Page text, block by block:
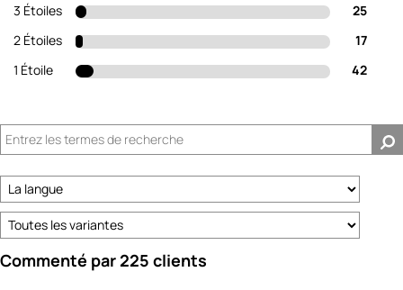
3 Étoiles
25
2 Étoiles
17
1 Étoile
42
Commenté par 225 clients